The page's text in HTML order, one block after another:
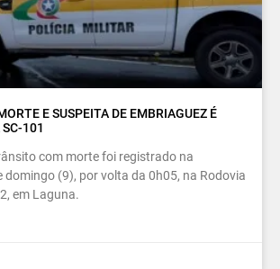
E SUSPEITA DE EMBRIAGUEZ É
SC-101
com morte foi registrado na
domingo (9), por volta da 0h05, na Rodovia
em Laguna.